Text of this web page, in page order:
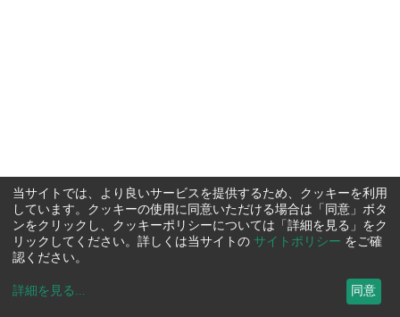
当サイトでは、より良いサービスを提供するため、クッキーを利用
しています。クッキーの使用に同意いただける場合は「同意」ボタ
ンをクリックし、クッキーポリシーについては「詳細を見る」をク
リックしてください。詳しくは当サイトの サイトポリシー をご確
認ください。
詳細を見る ... 同意